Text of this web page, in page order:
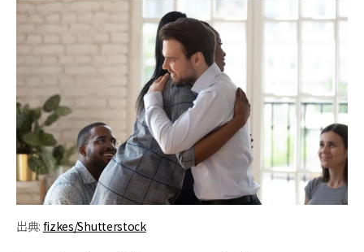
出典: fizkes/Shutterstock